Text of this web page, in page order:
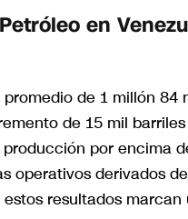
en
de 1 millón 84
de 15 mil
por encima
operativos derivados
resultados